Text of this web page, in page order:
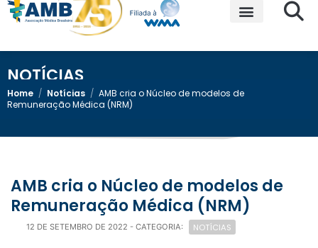
NOTÍCIAS
Home / Notícias / AMB cria o Núcleo de modelos de
Remuneração Médica (NRM)
AMB cria o Núcleo de modelos de
Remuneração Médica (NRM)
12 DE SETEMBRO DE 2022 - CATEGORIA: NOTÍCIAS